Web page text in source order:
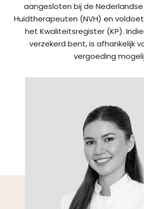
aangesloten bij de
Huidtherapeuten (NVH) en
het Kwaliteitsregister (KP).
verzekerd bent, is afhankelijk
vergoeding